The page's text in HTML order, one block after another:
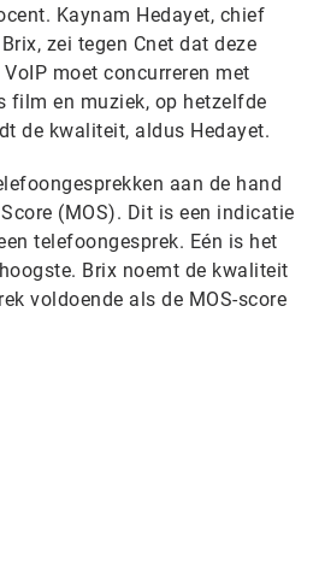
Kaynam Hedayet, chief
zei tegen Cnet dat deze
moet concurreren met
film en muziek, op hetzelfde
de kwaliteit, aldus Hedayet.
aan de hand
(MOS). Dit is een indicatie
telefoongesprek. Eén is het
Brix noemt de kwaliteit
voldoende als de MOS-score